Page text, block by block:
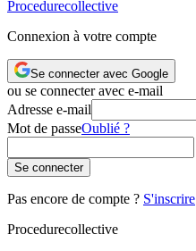
Procedurecollective
Connexion à votre compte
Se connecter avec Google
ou se connecter avec e-mail
Adresse e-mail
Mot de passeOublié ?
Se connecter
Pas encore de compte ? S'inscrire
Procedurecollective